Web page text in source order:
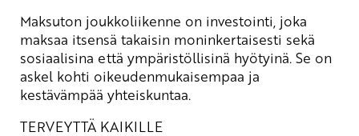
Maksuton joukkoliikenne on investointi, joka
maksaa itsensä takaisin moninkertaisesti sekä
sosiaalisina että ympäristöllisinä hyötyinä. Se on
askel kohti oikeudenmukaisempaa ja
kestävämpää yhteiskuntaa.
TERVEYTTÄ KAIKILLE